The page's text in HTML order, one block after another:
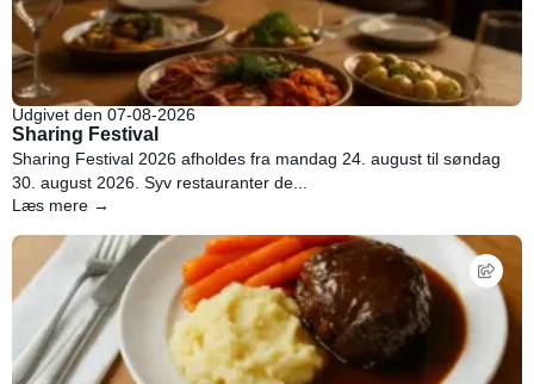
Udgivet den 07-08-2026
Sharing Festival
Sharing Festival 2026 afholdes fra mandag 24. august til søndag
30. august 2026. Syv restauranter de...
Læs mere →